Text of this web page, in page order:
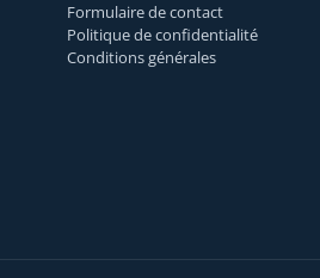
Formulaire de contact
Politique de confidentialité
Conditions générales